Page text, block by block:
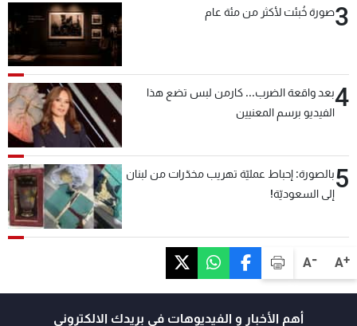
A+
A-
3صورة خُبئت لأكثر من مئة عام
4بعد واقعة الضرب... كارمن لبس تضع هذا
الفيديو برسم المعنيين
5بالصورة: إحباط عمليّة تهريب مخدّرات من لبنان
إلى السعوديّة!
أهم الأخبار و الفيديوهات في بريدك الالكتروني